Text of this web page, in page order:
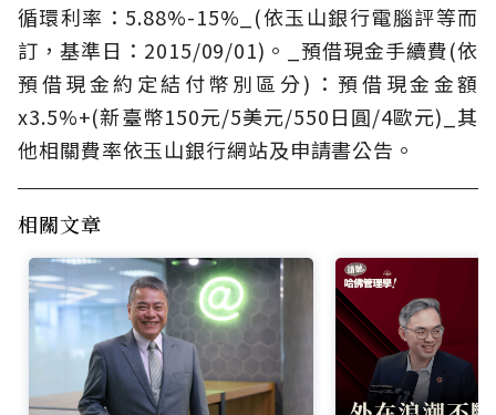
循環利率：5.88%-15%_(依玉山銀行電腦評等而
訂，基準日：2015/09/01)。_預借現金手續費(依
預借現金約定結付幣別區分)：預借現金金額
x3.5%+(新臺幣150元/5美元/550日圓/4歐元)_其
他相關費率依玉山銀行網站及申請書公告。
相關文章